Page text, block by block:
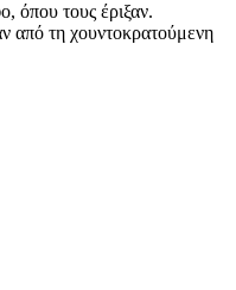
όπου τους έριξαν.
από τη χουντοκρατούμενη